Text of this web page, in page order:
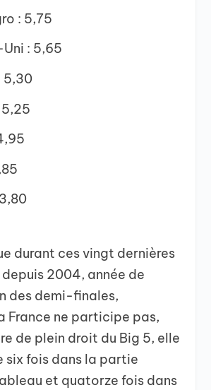
: 5,75
: 5,65
5,30
5,25
durant ces vingt dernières
2004, année de
des demi-finales,
France ne participe pas,
de plein droit du Big 5, elle
six fois dans la partie
et quatorze fois dans